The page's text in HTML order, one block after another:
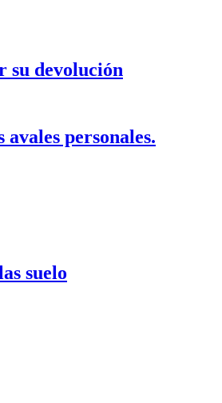
su devolución
personales.
suelo